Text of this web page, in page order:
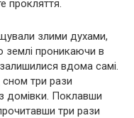
прокляття.
злими духами,
землі проникаючи в
вдома самі.
сном три рази
домівки. Поклавши
три рази